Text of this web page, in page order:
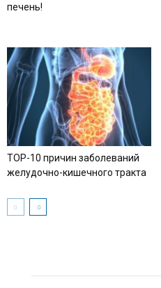
печень!
TOP-10 причин заболеваний
желудочно-кишечного тракта